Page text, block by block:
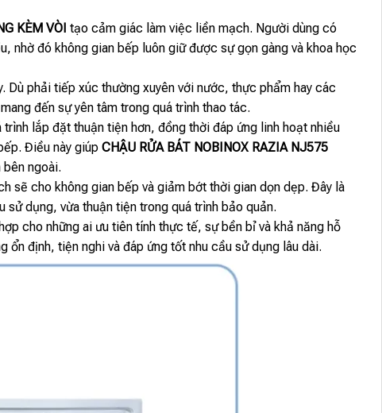
KÈM VÒI tạo cảm giác làm việc liền mạch. Người dùng có
nhờ đó không gian bếp luôn giữ được sự gọn gàng và khoa học
phải tiếp xúc thường xuyên với nước, thực phẩm hay các
đến sự yên tâm trong quá trình thao tác.
lắp đặt thuận tiện hơn, đồng thời đáp ứng linh hoạt nhiều
Điều này giúpCHẬU RỬA BÁT NOBINOX RAZIA NJ575
ngoài.
sẽ cho không gian bếp và giảm bớt thời gian dọn dẹp. Đây là
dụng, vừa thuận tiện trong quá trình bảo quản.
cho những ai ưu tiên tính thực tế, sự bền bỉ và khả năng hỗ
định, tiện nghi và đáp ứng tốt nhu cầu sử dụng lâu dài.